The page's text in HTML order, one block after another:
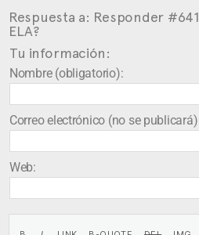
Respuesta a: Responder
ELA?
Tu información:
Nombre (obligatorio):
Correo electrónico (no se
Web: